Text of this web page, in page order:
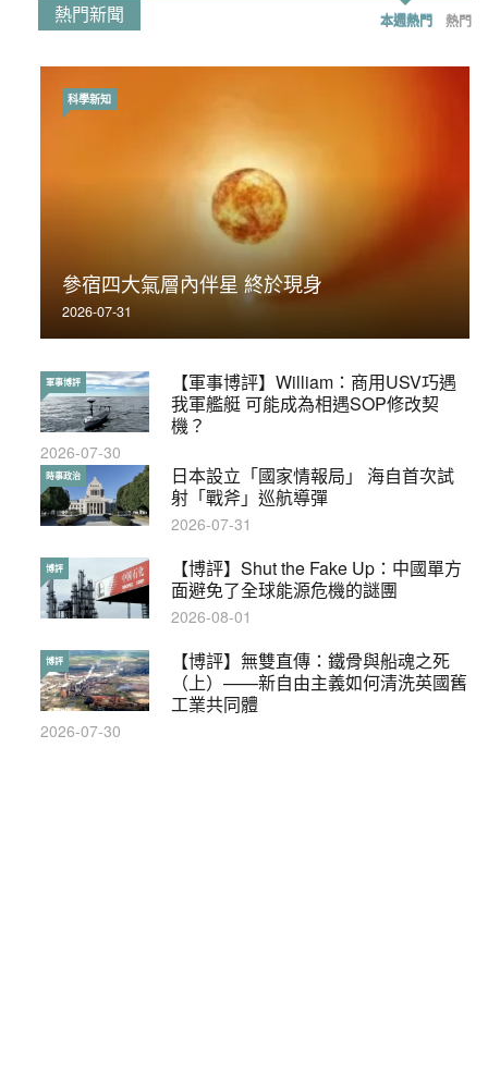
熱門新聞 本週熱門 熱門
參宿四大氣層內伴星 終於現身
2026-07-31
科學新知
【軍事博評】William：商用USV巧遇
我軍艦艇 可能成為相遇SOP修改契
機？
軍事博評
2026-07-30
日本設立「國家情報局」 海自首次試
射「戰斧」巡航導彈
時事政治
2026-07-31
【博評】Shut the Fake Up：中國單方
面避免了全球能源危機的謎團
博評
2026-08-01
【博評】無雙直傳：鐵骨與船魂之死
（上）——新自由主義如何清洗英國舊
工業共同體
博評
2026-07-30
荃灣反黑組「砌生豬肉」砌錯O記臥底4警員
被控
2019-11-01
時事政治
【輕百科】被抽中當陪審員能拒絕嗎？
輕百科
2017-10-17
【輕盤點】集會遊行陸續有來？一文盡
覽8月示威活動
輕盤點
2019-08-30
本港保護兒童法例雜亂互相矛盾家長易
墮法網
特稿
2019-05-21
【輕百科】甚麼按摩院要領牌？顧客涉
及刑責嗎？
輕百科
2021-05-13